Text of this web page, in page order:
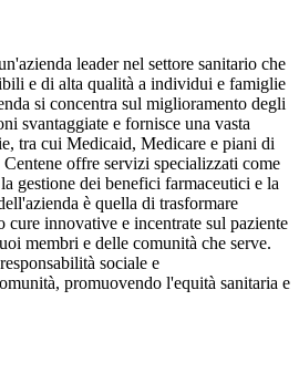
leader nel settore sanitario che
e di alta qualità a individui e famiglie
si concentra sul miglioramento degli
svantaggiate e fornisce una vasta
tra cui Medicaid, Medicare e piani di
offre servizi specializzati come
gestione dei benefici farmaceutici e la
è quella di trasformare
cure innovative e incentrate sul paziente
membri e delle comunità che serve.
sociale e
promuovendo l'equità sanitaria e